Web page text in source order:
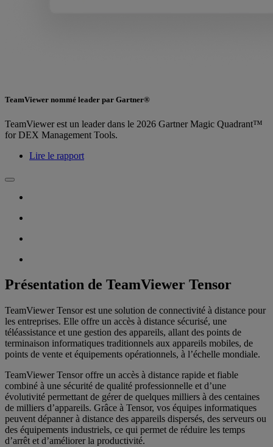
TeamViewer nommé leader par Gartner®
TeamViewer est un leader dans le 2026 Gartner Magic Quadrant™
for DEX Management Tools.
Lire le rapport
Présentation de TeamViewer Tensor
TeamViewer Tensor est une solution de connectivité à distance pour
les entreprises. Elle offre un accès à distance sécurisé, une
téléassistance et une gestion des appareils, allant des points de
terminaison informatiques traditionnels aux appareils mobiles, de
points de vente et équipements opérationnels, à l’échelle mondiale.
TeamViewer Tensor offre un accès à distance rapide et fiable
combiné à une sécurité de qualité professionnelle et d’une
évolutivité permettant de gérer de quelques milliers à des centaines
de milliers d’appareils. Grâce à Tensor, vos équipes informatiques
peuvent dépanner à distance des appareils dispersés, des serveurs ou
des équipements industriels, ce qui permet de réduire les temps
d’arrêt et d’améliorer la productivité.